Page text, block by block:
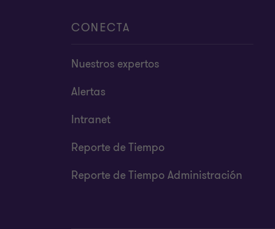
CONECTA
Nuestros expertos
Alertas
Intranet
Reporte de Tiempo
Reporte de Tiempo Administración